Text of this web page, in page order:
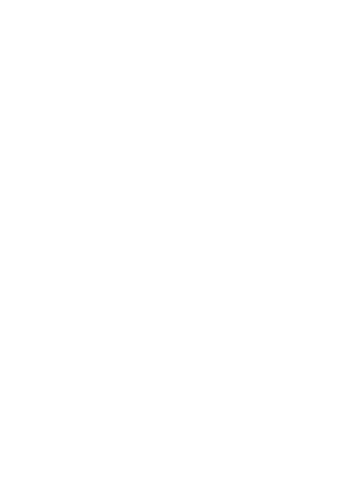
vinden wij erg belangrijk. U helpt
het maken van een beslissing. Wij